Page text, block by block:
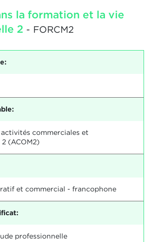
la formation et la vie
2 - FORCM2
commerciales et
(ACOM2)
et commercial - francophone
professionnelle